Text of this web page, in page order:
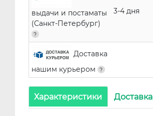
выдачи и постаматы
(Санкт-Петербург)
3-4 дня
Доставка
нашим курьером
Характеристики Доставка